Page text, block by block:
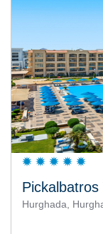
Hurghada,